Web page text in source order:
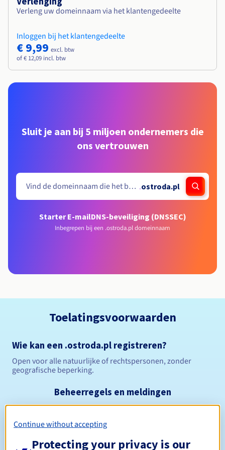
Verleng uw domeinnaam via het klantengedeelte
Inloggen bij het klantengedeelte
€ 9,99 excl. btw
of € 12,09 incl. btw
Sluit je aan bij 5 miljoen ondernemers die
ons vertrouwen
.ostroda.pl
Starter E-mailDNS-beveiliging (DNSSEC)
Inbegrepen bij een .ostroda.pl domeinnaam
Toelatingsvoorwaarden
Wie kan een .ostroda.pl registreren?
Open voor alle natuurlijke of rechtspersonen, zonder
geografische beperking.
Beheerregels en meldingen
Continue without accepting
Protecting your privacy is our